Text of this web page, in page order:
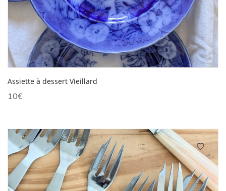
Assiette à dessert Vieillard
10€